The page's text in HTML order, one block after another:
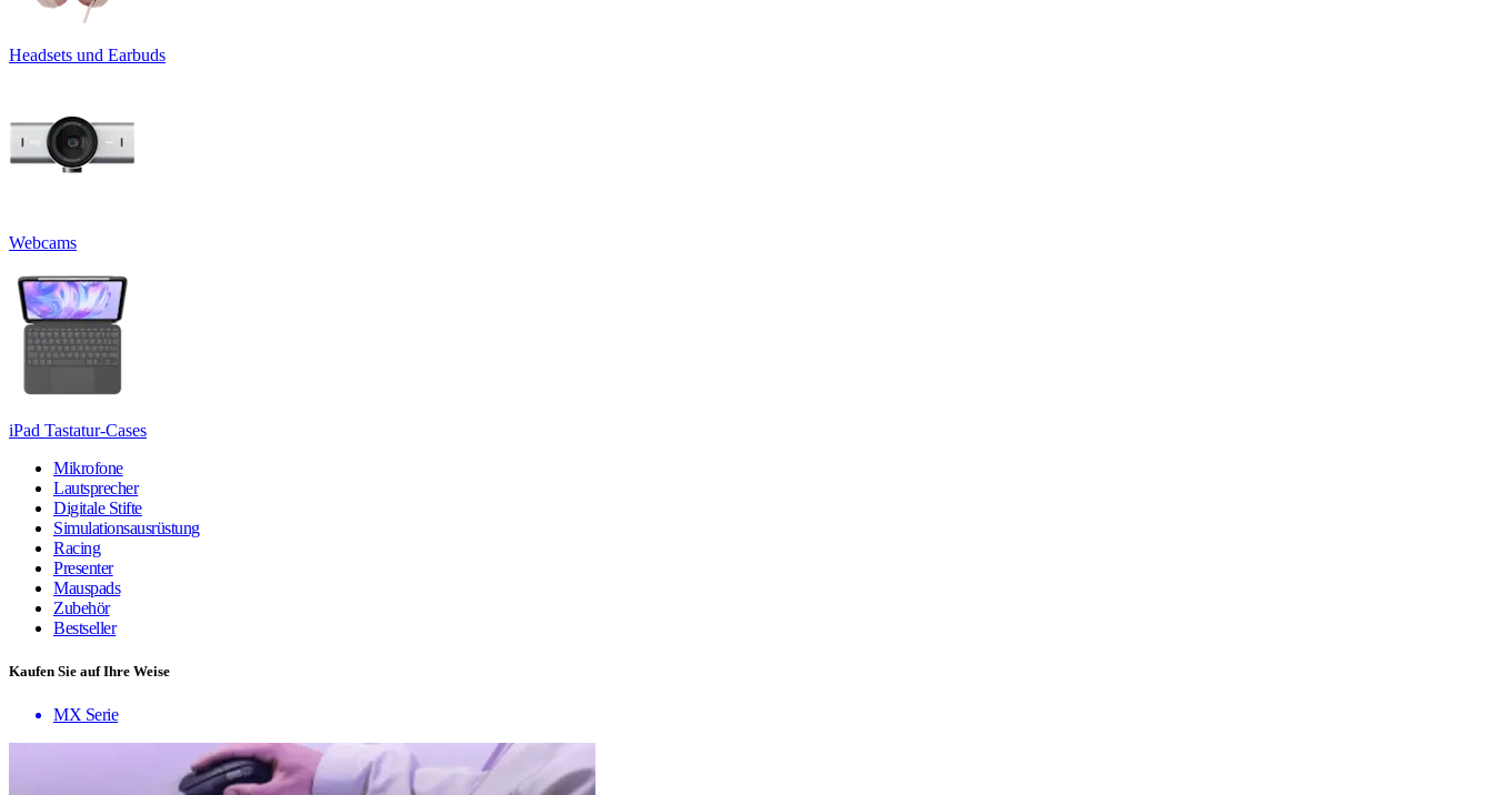
Headsets und Earbuds
Webcams
iPad Tastatur-Cases
Mikrofone
Lautsprecher
Digitale Stifte
Simulationsausrüstung
Racing
Presenter
Mauspads
Zubehör
Bestseller
Kaufen Sie auf Ihre Weise
MX Serie